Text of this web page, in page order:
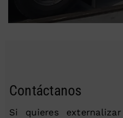
Contáctanos
Si quieres